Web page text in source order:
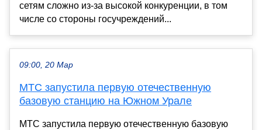
сетям сложно из-за высокой конкуренции, в том
числе со стороны госучреждений...
09:00, 20 Мар
МТС запустила первую отечественную
базовую станцию на Южном Урале
МТС запустила первую отечественную базовую